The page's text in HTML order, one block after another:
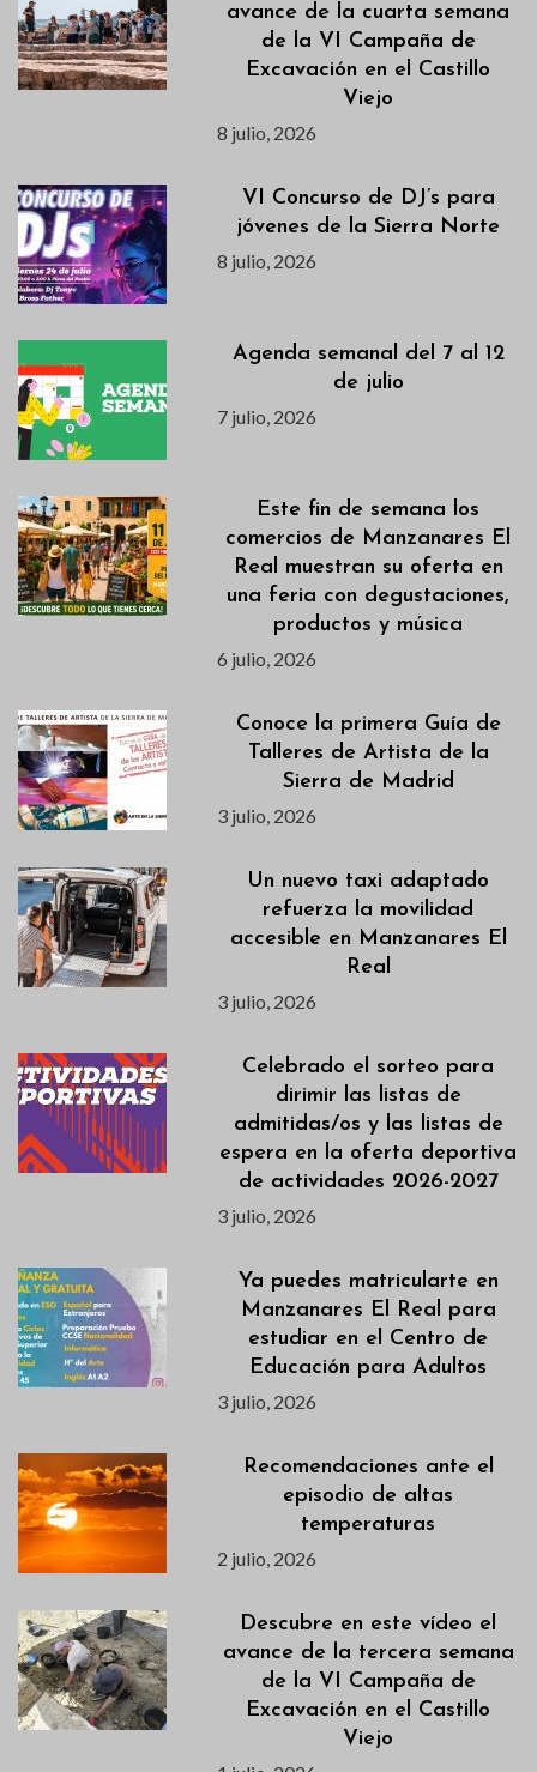
avance de la cuarta semana
de la VI Campaña de
Excavación en el Castillo
Viejo
8 julio, 2026
VI Concurso de DJ’s para
jóvenes de la Sierra Norte
8 julio, 2026
Agenda semanal del 7 al 12
de julio
7 julio, 2026
Este fin de semana los
comercios de Manzanares El
Real muestran su oferta en
una feria con degustaciones,
productos y música
6 julio, 2026
Conoce la primera Guía de
Talleres de Artista de la
Sierra de Madrid
3 julio, 2026
Un nuevo taxi adaptado
refuerza la movilidad
accesible en Manzanares El
Real
3 julio, 2026
Celebrado el sorteo para
dirimir las listas de
admitidas/os y las listas de
espera en la oferta deportiva
de actividades 2026-2027
3 julio, 2026
Ya puedes matricularte en
Manzanares El Real para
estudiar en el Centro de
Educación para Adultos
3 julio, 2026
Recomendaciones ante el
episodio de altas
temperaturas
2 julio, 2026
Descubre en este vídeo el
avance de la tercera semana
de la VI Campaña de
Excavación en el Castillo
Viejo